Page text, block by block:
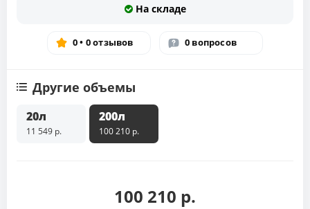
На складе
0 • 0 отзывов 0 вопросов
Другие объемы
20л
11 549 р.
200л
100 210 р.
100 210 р.